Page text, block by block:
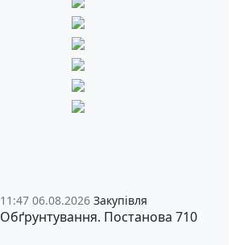
11:47 06.08.2026 Закупівля
Обґрунтування. Постанова 710